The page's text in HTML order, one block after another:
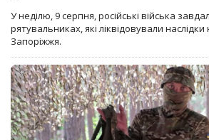
У неділю, 9 серпня, російські війська
рятувальниках, які ліквідовували наслідки
Запоріжжя.